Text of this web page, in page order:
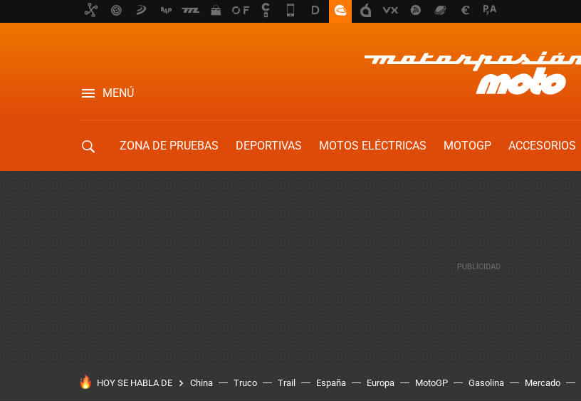
MENÚ
ZONA DE PRUEBAS DEPORTIVAS MOTOS ELÉCTRICAS MOTOGP ACCESORIOS
HOY SE HABLA DE China Truco Trail España Europa MotoGP Gasolina Mercado